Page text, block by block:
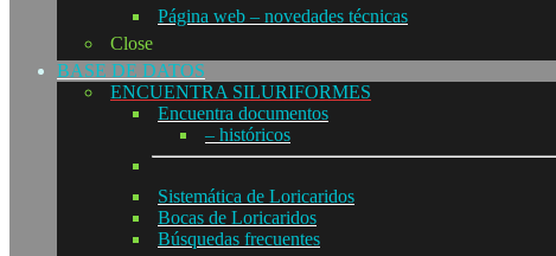
Página web – novedades técnicas
Close
BASE DE DATOS
ENCUENTRA SILURIFORMES
Encuentra documentos
– históricos
Sistemática de Loricaridos
Bocas de Loricaridos
Búsquedas frecuentes